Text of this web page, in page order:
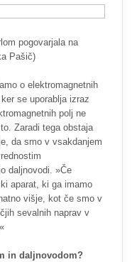
pogovarjala na
Pašič)
o elektromagnetnih
se uporablja izraz
polj ne
Zaradi tega obstaja
da smo v vsakdanjem
daljnovodi. »Če
aparat, ki ga imamo
višje, kot če smo v
sevalnih naprav v
in daljnovodom?